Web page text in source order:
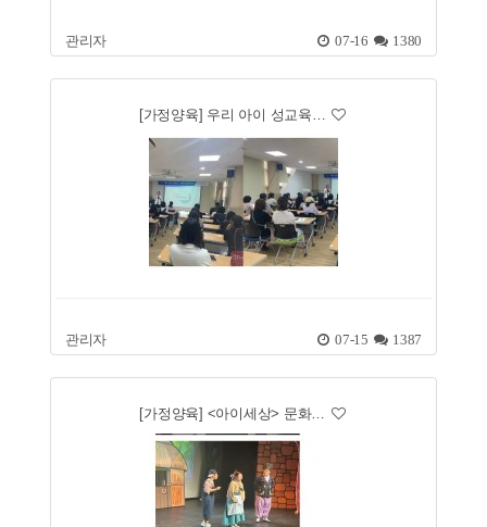
관리자 07-16 1380
[가정양육] 우리 아이 성교육…
관리자 07-15 1387
[가정양육] <아이세상> 문화…